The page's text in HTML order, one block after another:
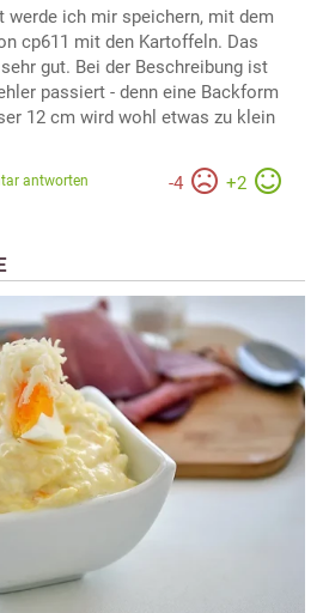
werde ich mir speichern, mit dem
cp611 mit den Kartoffeln. Das
gut. Bei der Beschreibung ist
passiert - denn eine Backform
12 cm wird wohl etwas zu klein
-4 +2
antworten